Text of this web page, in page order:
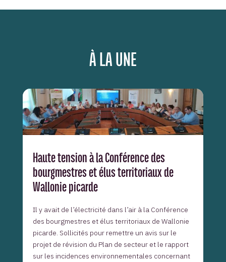
À LA UNE
Haute tension à la Conférence des
bourgmestres et élus territoriaux de
Wallonie picarde
Il y avait de l’électricité dans l’air à la Conférence
des bourgmestres et élus territoriaux de Wallonie
picarde. Sollicités pour remettre un avis sur le
projet de révision du Plan de secteur et le rapport
sur les incidences environnementales concernant